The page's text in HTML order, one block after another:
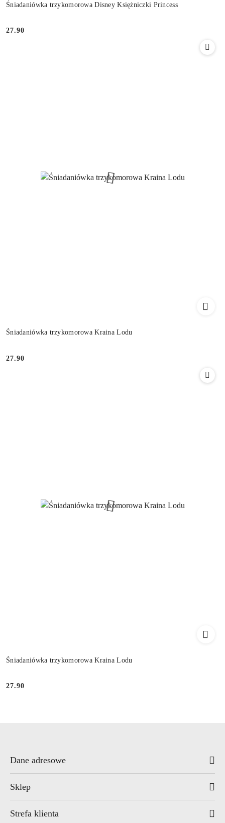
Śniadaniówka trzykomorowa Disney Księżniczki Princess
Cena:
27.90
Śniadaniówka trzykomorowa Kraina Lodu
Cena:
27.90
Śniadaniówka trzykomorowa Kraina Lodu
Cena:
27.90
Dane adresowe
Sklep
Strefa klienta